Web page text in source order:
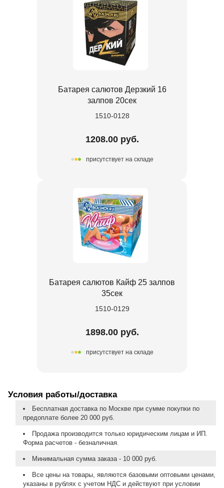
Батарея салютов Дерзкий 16
залпов 20сек
1510-0128
1208.00 руб.
присутствует на складе
Батарея салютов Кайф 25 залпов
35сек
1510-0129
1898.00 руб.
присутствует на складе
Условия работы/доставка
Бесплатная доставка по Москве при сумме покупки по
предоплате более 20 000 руб.
Продажа производится только юридическим лицам и ИП.
Форма расчетов - безналичная.
Минимальная сумма заказа - 10 000 руб.
Все цены на товары, являются базовыми оптовыми ценами,
указаны в рублях с учетом НДС и действуют при условии